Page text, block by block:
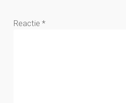
Reactie *